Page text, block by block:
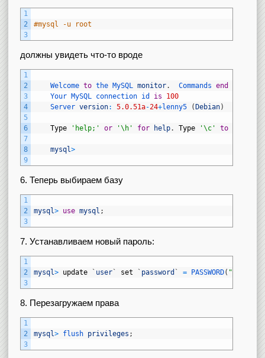
1
2
3
#mysql -u root
должны увидеть что-то вроде
1
2
3
4
5
6
7
8
9
Welcome to the MySQL monitor. Commands end
Your MySQL connection id is
100
Server version: 5.0.51a-24+lenny5 ( Debian)
Type 'help;' or '\h' for help. Type '\c' to
mysql>
6. Теперь выбираем базу
1
2
3
mysql> use mysql ;
7. Устанавливаем новый пароль:
1
2
3
mysql> update ` user` set ` password ` = PASSWORD(
8. Перезагружаем права
1
2
3
mysql> flush privileges ;